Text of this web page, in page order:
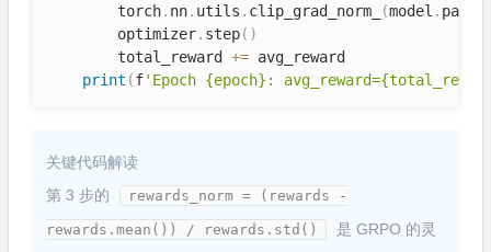
        torch
. nn. utils . clip_grad_norm_ (model .
        optimizer
. step( )
        total_reward
+= avg_reward
print (f'Epoch {epoch}:
关键代码解读
第 3 步的
rewards_norm = (rewards -
rewards.mean()) / rewards.std()
是 GRPO 的灵